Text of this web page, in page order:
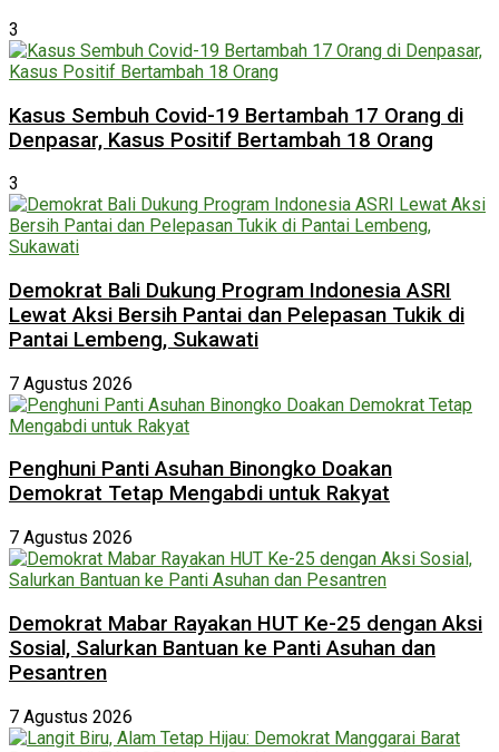
3
Kasus Sembuh Covid-19 Bertambah 17 Orang di
Denpasar, Kasus Positif Bertambah 18 Orang
3
Demokrat Bali Dukung Program Indonesia ASRI
Lewat Aksi Bersih Pantai dan Pelepasan Tukik di
Pantai Lembeng, Sukawati
7 Agustus 2026
Penghuni Panti Asuhan Binongko Doakan
Demokrat Tetap Mengabdi untuk Rakyat
7 Agustus 2026
Demokrat Mabar Rayakan HUT Ke-25 dengan Aksi
Sosial, Salurkan Bantuan ke Panti Asuhan dan
Pesantren
7 Agustus 2026